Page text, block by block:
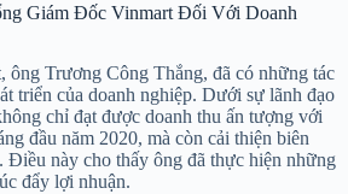
Giám Đốc Vinmart Đối Với Doanh
Trương Công Thắng, đã có những tác
triển của doanh nghiệp. Dưới sự lãnh đạo
chỉ đạt được doanh thu ấn tượng với
đầu năm 2020, mà còn cải thiện biên
này cho thấy ông đã thực hiện những
đẩy lợi nhuận.